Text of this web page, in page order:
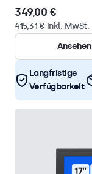
349,00 €
415,31 € inkl. MwSt.
Ansehen
Langfristige
Verfügbarkeit